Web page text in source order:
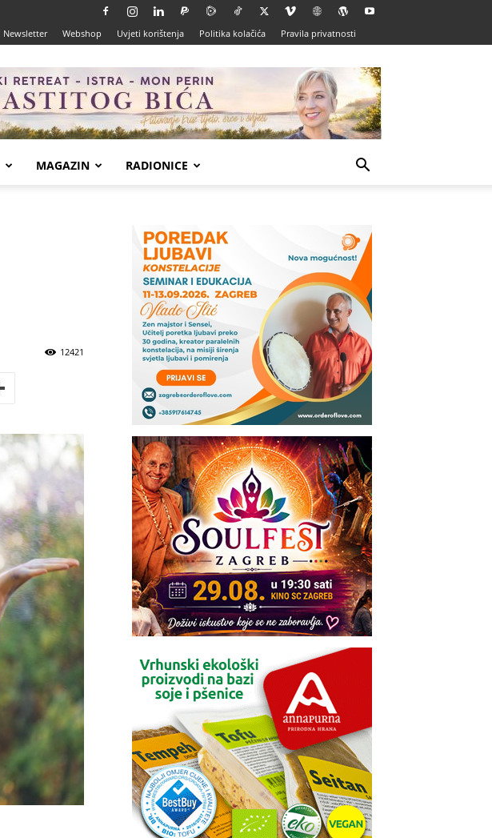
Newsletter Webshop Uvjeti korištenja Politika kolačića Pravila privatnosti
MAGAZIN RADIONICE
12421